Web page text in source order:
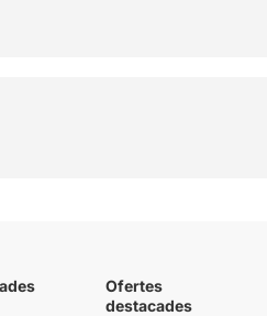
Ofertes
destacades